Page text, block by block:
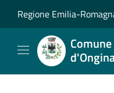
Regione Emilia-